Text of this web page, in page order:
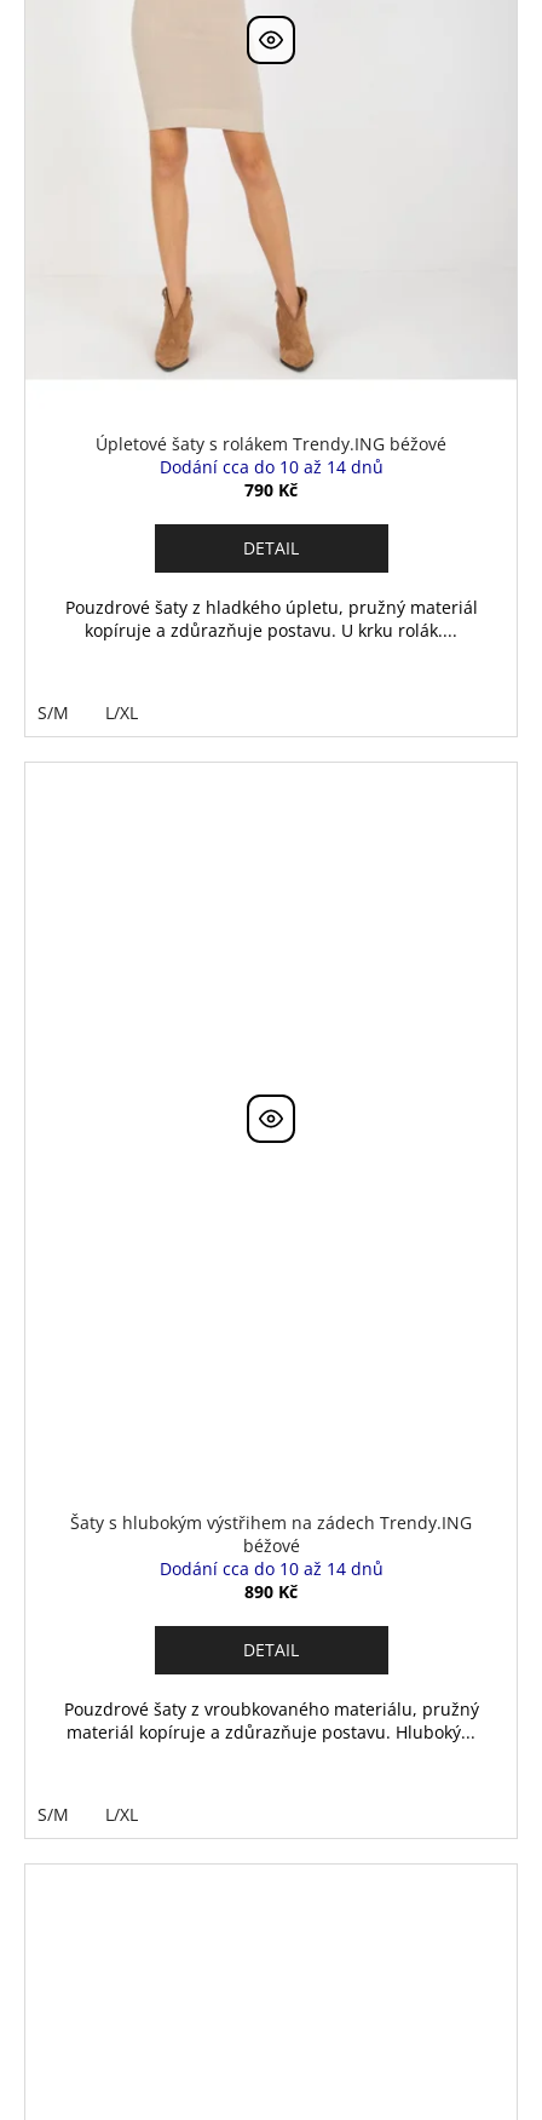
Úpletové šaty s rolákem Trendy.ING béžové
Dodání cca do 10 až 14 dnů
790 Kč
DETAIL
Pouzdrové šaty z hladkého úpletu, pružný materiál
kopíruje a zdůrazňuje postavu. U krku rolák....
S/M L/XL
Šaty s hlubokým výstřihem na zádech Trendy.ING
béžové
Dodání cca do 10 až 14 dnů
890 Kč
DETAIL
Pouzdrové šaty z vroubkovaného materiálu, pružný
materiál kopíruje a zdůrazňuje postavu. Hluboký...
S/M L/XL